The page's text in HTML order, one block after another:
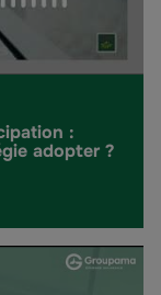
:
adopter ?